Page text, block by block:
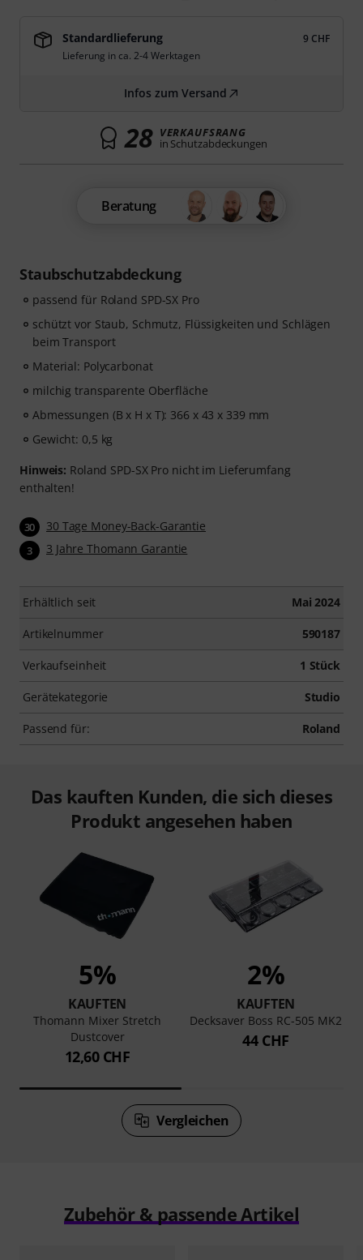
Staubschutzabdeckung
passend für Roland SPD-SX Pro
schützt vor Staub, Schmutz, Flüssigkeiten und Schlägen
beim Transport
Material: Polycarbonat
milchig transparente Oberfläche
Abmessungen (B x H x T): 366 x 43 x 339 mm
Gewicht: 0,5 kg
Hinweis: Roland SPD-SX Pro nicht im Lieferumfang
enthalten!
30 30 Tage Money-Back-Garantie
3 3 Jahre Thomann Garantie
Erhältlich seit Mai 2024
Artikelnummer 590187
Verkaufseinheit 1 Stück
Gerätekategorie Studio
Passend für: Roland
Standardlieferung
9 CHF
Lieferung in ca. 2-4 Werktagen
Infos zum Versand
28 VERKAUFSRANG
in Schutzabdeckungen
Beratung
Das kauften Kunden, die sich dieses
Produkt angesehen haben
5%
KAUFTEN
Thomann Mixer Stretch
Dustcover
12,60 CHF
2%
KAUFTEN
Decksaver Boss RC-505 MK2
44 CHF
Vergleichen
Zubehör & passende Artikel